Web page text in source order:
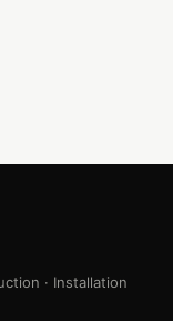
· Installation